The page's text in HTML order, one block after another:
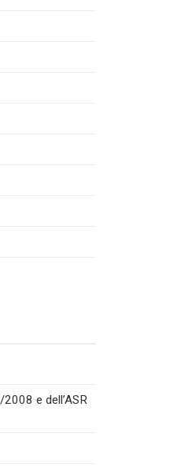
e dell’ASR